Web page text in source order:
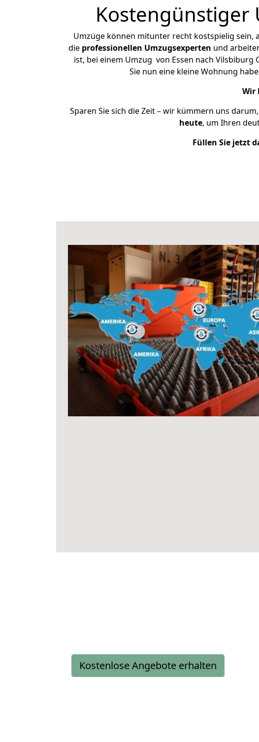
Kostengünstiger
Umzüge können mitunter recht kostspielig sein,
die professionellen Umzugsexperten und
ist, bei einem Umzug von Essen nach Vilsbiburg
Sie nun eine kleine Wohnung
Wir
Sparen Sie sich die Zeit – wir kümmern uns
heute, um Ihren
Füllen Sie jetzt
Kostenlose Angebote erhalten